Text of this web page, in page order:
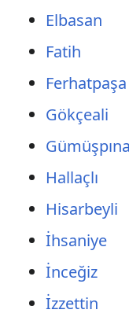
Elbasan
Fatih
Ferhatpaşa
Gökçeali
Hallaçlı
Hisarbeyli
İhsaniye
İnceğiz
İzzettin